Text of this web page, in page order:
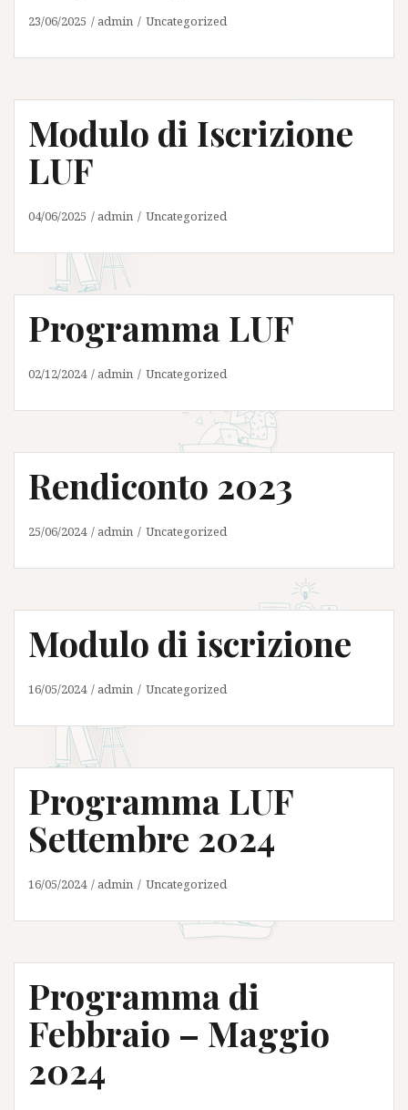
23/06/2025 admin Uncategorized
Modulo di Iscrizione
LUF
04/06/2025 admin Uncategorized
Programma LUF
02/12/2024 admin Uncategorized
Rendiconto 2023
25/06/2024 admin Uncategorized
Modulo di iscrizione
16/05/2024 admin Uncategorized
Programma LUF
Settembre 2024
16/05/2024 admin Uncategorized
Programma di
Febbraio – Maggio
2024